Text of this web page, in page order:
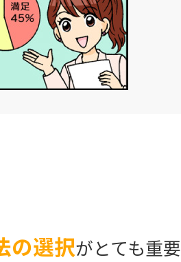
の選択がとても重要